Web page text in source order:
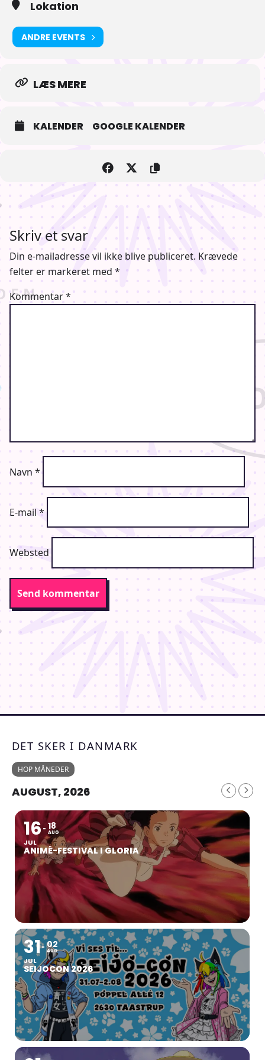
kalenderen!
Lokation
ANDRE EVENTS
LÆS MERE
KALENDER GOOGLE KALENDER
Skriv et svar
Din e-mailadresse vil ikke blive publiceret. Krævede
felter er markeret med *
Kommentar*
Navn *
E-mail *
Websted
DET SKER I DANMARK
HOP MÅNEDER
AUGUST, 2026
16
JUL
18
AUG
ANIMÉ-FESTIVAL I GLORIA
31
JUL
02
AUG
SEIJOCON 2026